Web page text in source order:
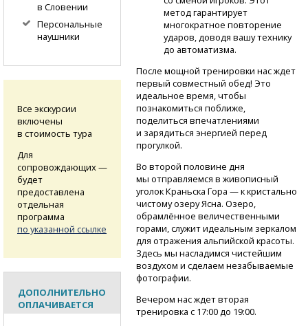
метод гарантирует
многократное повторение
ударов, доводя вашу технику
до автоматизма.
После мощной тренировки нас ждет
первый совместный обед! Это
идеальное время, чтобы
познакомиться поближе,
поделиться впечатлениями
и зарядиться энергией перед
прогулкой.
Во второй половине дня
мы отправляемся в живописный
уголок Краньска Гора — к кристально
чистому озеру Ясна. Озеро,
обрамлённое величественными
горами, служит идеальным зеркалом
для отражения альпийской красоты.
Здесь мы насладимся чистейшим
воздухом и сделаем незабываемые
фотографии.
Вечером нас ждет вторая
тренировка с 17:00 до 19:00.
в Словении
Персональные
наушники
Все экскурсии
включены
в стоимость тура
Для
сопровождающих —
будет
предоставлена
отдельная
программа
по указанной ссылке
ДОПОЛНИТЕЛЬНО
ОПЛАЧИВАЕТСЯ